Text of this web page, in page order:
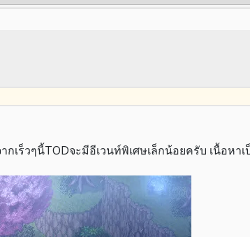
เร็วๆนี้TODจะมีอีเวนท์พิเศษเล็กน้อยครับ เนื้อห